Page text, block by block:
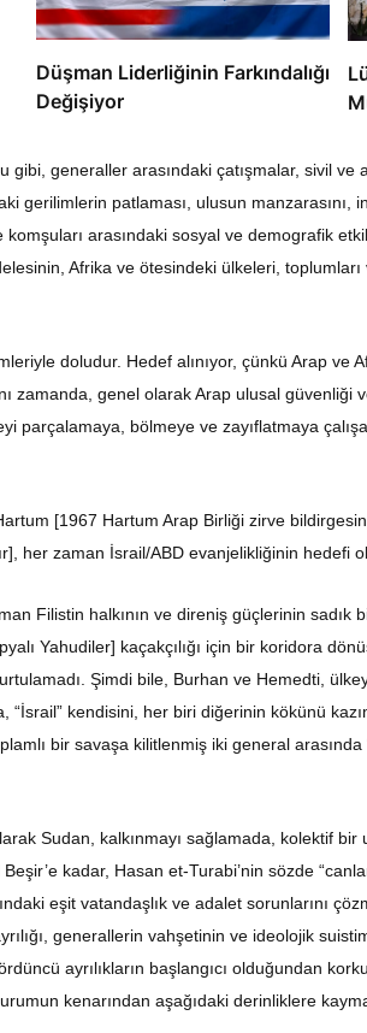
Düşman Liderliğinin Farkındalığı
Değişiyor
gibi, generaller arasındaki çatışmalar, sivil ve
gerilimlerin patlaması, ulusun manzarasını,
arasındaki sosyal ve demografik
Afrika ve ötesindeki ülkeleri,
doludur. Hedef alınıyor, çünkü Arap ve
zamanda, genel olarak Arap ulusal güvenliği
parçalamaya, bölmeye ve zayıflatmaya
[1967 Hartum Arap Birliği zirve
her zaman İsrail/ABD evanjelikliğinin hedefi
Filistin halkının ve direniş güçlerinin sadık
Yahudiler] kaçakçılığı için bir koridora
Şimdi bile, Burhan ve Hemedti,
kendisini, her biri diğerinin kökünü
bir savaşa kilitlenmiş iki general
Sudan, kalkınmayı sağlamada, kolektif
kadar, Hasan et-Turabi’nin sözde
eşit vatandaşlık ve adalet sorunlarını
generallerin vahşetinin ve ideolojik
ayrılıkların başlangıcı olduğundan
kenarından aşağıdaki derinliklere